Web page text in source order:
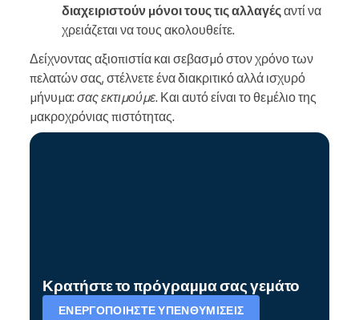
διαχειριστούν μόνοι τους τις αλλαγέςαντί να
χρειάζεται να τους ακολουθείτε.
Δείχνοντας αξιοπιστία και σεβασμό στον χρόνο των
πελατών σας, στέλνετε ένα διακριτικό αλλά ισχυρό
μήνυμα: σας εκτιμούμε. Και αυτό είναι το θεμέλιο της
μακροχρόνιας πιστότητας.
Κρατήστε το πρόγραμμα σας γεμάτο
ΕΝΕΡΓΟΠΟΙΉΣΤΕ ΥΠΕΝΘΥΜΊΣΕΙΣ